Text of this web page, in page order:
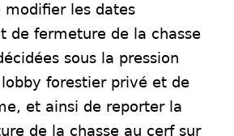
modifier les dates
de fermeture de la chasse
sous la pression
forestier privé et de
et ainsi de reporter la
de la chasse au cerf sur